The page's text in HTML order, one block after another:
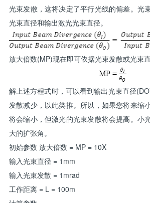
光束发散，这将决定了平行光线的偏差。光
光束直径和输出激光光束直径。
放大倍数(MP)现在即可依据光束发散或光束直
解上述方程式时，可以看到输出光束直径
发散减少，以此类推。所以，如果您将来缩
将会缩小，但激光的光束发散将会提高。小
大的扩张角。
初始参数 放大倍数 = MP = 10X
输入光束直径 = 1mm
输入光束发散 = 1mrad
工作距离 = L = 100m